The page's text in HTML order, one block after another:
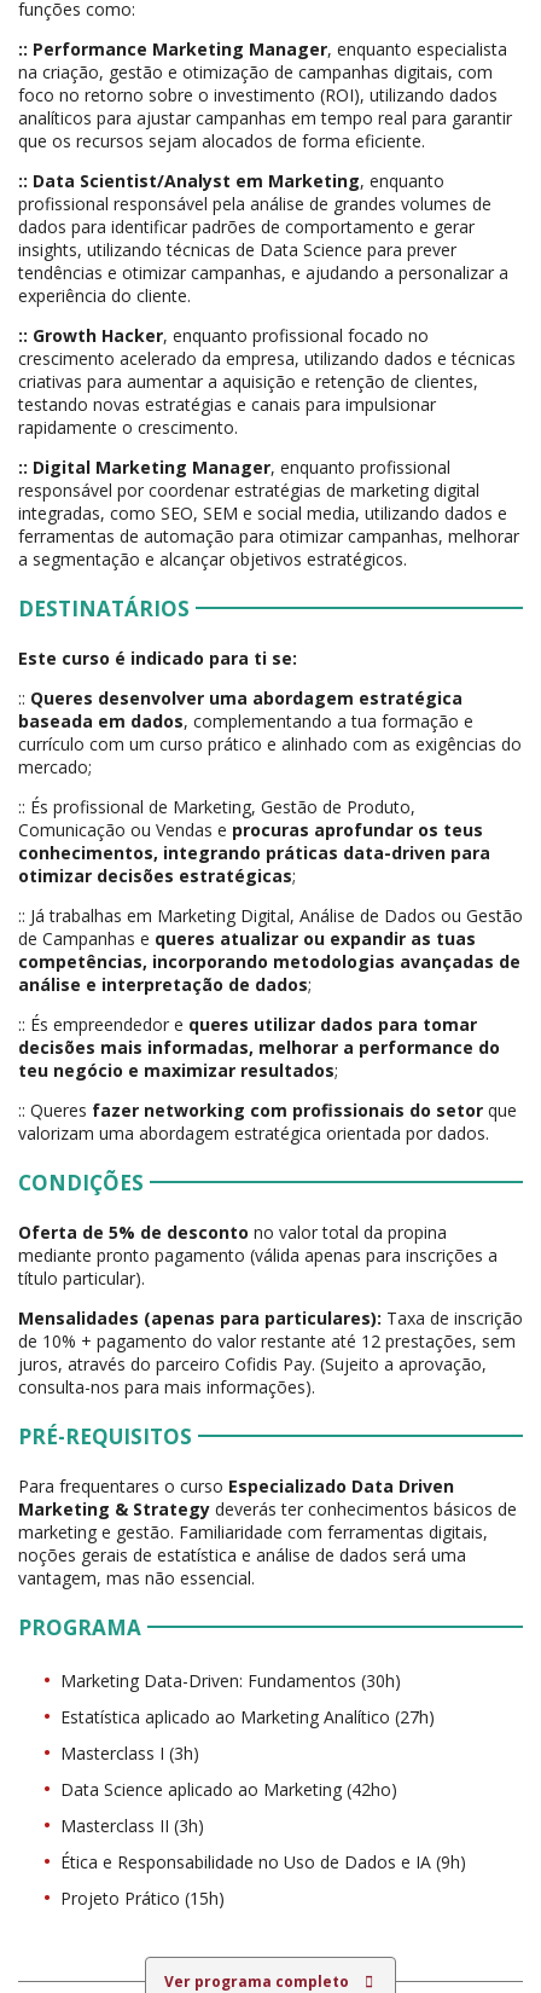
funções como:
:: Performance Marketing Manager, enquanto especialista
na criação, gestão e otimização de campanhas digitais, com
foco no retorno sobre o investimento (ROI), utilizando dados
analíticos para ajustar campanhas em tempo real para garantir
que os recursos sejam alocados de forma eficiente.
:: Data Scientist/Analyst em Marketing, enquanto
profissional responsável pela análise de grandes volumes de
dados para identificar padrões de comportamento e gerar
insights, utilizando técnicas de Data Science para prever
tendências e otimizar campanhas, e ajudando a personalizar a
experiência do cliente.
:: Growth Hacker, enquanto profissional focado no
crescimento acelerado da empresa, utilizando dados e técnicas
criativas para aumentar a aquisição e retenção de clientes,
testando novas estratégias e canais para impulsionar
rapidamente o crescimento.
:: Digital Marketing Manager, enquanto profissional
responsável por coordenar estratégias de marketing digital
integradas, como SEO, SEM e social media, utilizando dados e
ferramentas de automação para otimizar campanhas, melhorar
a segmentação e alcançar objetivos estratégicos.
DESTINATÁRIOS
Este curso é indicado para ti se:
:: Queres desenvolver uma abordagem estratégica
baseada em dados, complementando a tua formação e
currículo com um curso prático e alinhado com as exigências do
mercado;
:: És profissional de Marketing, Gestão de Produto,
Comunicação ou Vendas e procuras aprofundar os teus
conhecimentos, integrando práticas data-driven para
otimizar decisões estratégicas;
:: Já trabalhas em Marketing Digital, Análise de Dados ou Gestão
de Campanhas e queres atualizar ou expandir as tuas
competências, incorporando metodologias avançadas de
análise e interpretação de dados;
:: És empreendedor e queres utilizar dados para tomar
decisões mais informadas, melhorar a performance do
teu negócio e maximizar resultados;
:: Queres fazer networking com profissionais do setor que
valorizam uma abordagem estratégica orientada por dados.
CONDIÇÕES
Oferta de 5% de desconto no valor total da propina
mediante pronto pagamento (válida apenas para inscrições a
título particular).
Mensalidades (apenas para particulares): Taxa de inscrição
de 10% + pagamento do valor restante até 12 prestações, sem
juros, através do parceiro Cofidis Pay. (Sujeito a aprovação,
consulta-nos para mais informações).
PRÉ-REQUISITOS
Para frequentares o curso Especializado Data Driven
Marketing & Strategy deverás ter conhecimentos básicos de
marketing e gestão. Familiaridade com ferramentas digitais,
noções gerais de estatística e análise de dados será uma
vantagem, mas não essencial.
PROGRAMA
Marketing Data-Driven: Fundamentos (30h)
Estatística aplicado ao Marketing Analítico (27h)
Masterclass I (3h)
Data Science aplicado ao Marketing (42ho)
Masterclass II (3h)
Ética e Responsabilidade no Uso de Dados e IA (9h)
Projeto Prático (15h)
Ver programa completo